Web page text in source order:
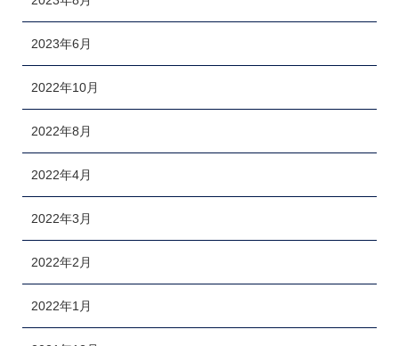
2023年6月
2022年10月
2022年8月
2022年4月
2022年3月
2022年2月
2022年1月